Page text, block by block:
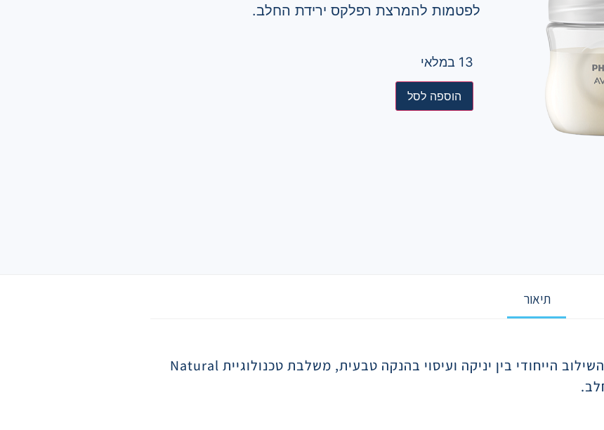
לפטמות להמרצת רפלקס ירידת החלב.
13 במלאי
הוספה לסל
תיאור
משאבת חלב אוונט נטורל חשמלית דו צדדית. בהשראת השילוב הייחודי בין יניקה ועיסוי בהנקה טבעית, משלבת טכנולוגיית Natural